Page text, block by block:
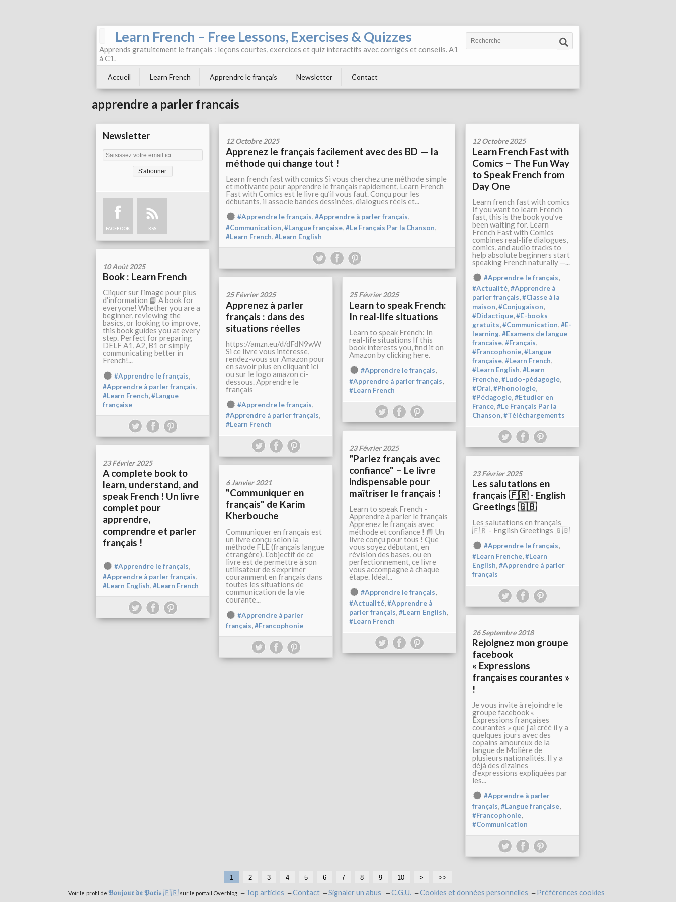
Learn French – Free Lessons, Exercises & Quizzes
Apprends gratuitement le français : leçons courtes, exercices et quiz interactifs avec corrigés et conseils. A1
à C1.
Accueil Learn French Apprendre le français Newsletter Contact
apprendre a parler francais
Newsletter
FACEBOOK RSS
12 Octobre 2025
Apprenez le français facilement avec des BD — la
méthode qui change tout !
Learn french fast with comics Si vous cherchez une méthode simple
et motivante pour apprendre le français rapidement, Learn French
Fast with Comics est le livre qu’il vous faut. Conçu pour les
débutants, il associe bandes dessinées, dialogues réels et...
#Apprendre le français,#Apprendre à parler français,
#Communication,#Langue française,#Le Français Par la Chanson,
#Learn French,#Learn English
12 Octobre 2025
Learn French Fast with
Comics – The Fun Way
to Speak French from
Day One
Learn french fast with comics
If you want to learn French
fast, this is the book you’ve
been waiting for. Learn
French Fast with Comics
combines real-life dialogues,
comics, and audio tracks to
help absolute beginners start
speaking French naturally —...
#Apprendre le français,
#Actualité,#Apprendre à
parler français,#Classe à la
maison,#Conjugaison,
#Didactique,#E-books
gratuits,#Communication,#E-
learning,#Examens de langue
francaise,#Français,
#Francophonie,#Langue
française,#Learn French,
#Learn English,#Learn
Frenche,#Ludo-pédagogie,
#Oral,#Phonologie,
#Pédagogie,#Etudier en
France,#Le Français Par la
Chanson,#Téléchargements
10 Août 2025
Book : Learn French
Cliquer sur l'image pour plus
d'information 📘 A book for
everyone! Whether you are a
beginner, reviewing the
basics, or looking to improve,
this book guides you at every
step. Perfect for preparing
DELF A1, A2, B1 or simply
communicating better in
French!...
#Apprendre le français,
#Apprendre à parler français,
#Learn French,#Langue
française
25 Février 2025
Apprenez à parler
français : dans des
situations réelles
https://amzn.eu/d/dFdN9wW
Si ce livre vous intéresse,
rendez-vous sur Amazon pour
en savoir plus en cliquant ici
ou sur le logo amazon ci-
dessous. Apprendre le
français
#Apprendre le français,
#Apprendre à parler français,
#Learn French
25 Février 2025
Learn to speak French:
In real-life situations
Learn to speak French: In
real-life situations If this
book interests you, find it on
Amazon by clicking here.
#Apprendre le français,
#Apprendre à parler français,
#Learn French
23 Février 2025
"Parlez français avec
confiance" – Le livre
indispensable pour
maîtriser le français !
Learn to speak French -
Apprendre à parler le français
Apprenez le français avec
méthode et confiance ! 📘 Un
livre conçu pour tous ! Que
vous soyez débutant, en
révision des bases, ou en
perfectionnement, ce livre
vous accompagne à chaque
étape. Idéal...
#Apprendre le français,
#Actualité,#Apprendre à
parler français,#Learn English,
#Learn French
23 Février 2025
A complete book to
learn, understand, and
speak French ! Un livre
complet pour
apprendre,
comprendre et parler
français !
#Apprendre le français,
#Apprendre à parler français,
#Learn English,#Learn French
23 Février 2025
Les salutations en
français 🇫🇷 - English
Greetings 🇬🇧
Les salutations en français
🇫🇷 - English Greetings 🇬🇧
#Apprendre le français,
#Learn Frenche,#Learn
English,#Apprendre à parler
français
6 Janvier 2021
"Communiquer en
français" de Karim
Kherbouche
Communiquer en français est
un livre conçu selon la
méthode FLE (français langue
étrangère). L'objectif de ce
livre est de permettre à son
utilisateur de s’exprimer
couramment en français dans
toutes les situations de
communication de la vie
courante...
#Apprendre à parler
français,#Francophonie
26 Septembre 2018
Rejoignez mon groupe
facebook
« Expressions
françaises courantes »
!
Je vous invite à rejoindre le
groupe facebook «
Expressions françaises
courantes » que j’ai créé il y a
quelques jours avec des
copains amoureux de la
langue de Molière de
plusieurs nationalités. Il y a
déjà des dizaines
d’expressions expliquées par
les...
#Apprendre à parler
français,#Langue française,
#Francophonie,
#Communication
1 2 3 4 5 6 7 8 9 10 > >>
Voir le profil de 𝕭𝖔𝖓𝖏𝖔𝖚𝖗 𝖉𝖊 𝕻𝖆𝖗𝖎𝖘 🇫🇷 sur le portail Overblog Top articles Contact Signaler un abus C.G.U. Cookies et données personnelles Préférences cookies